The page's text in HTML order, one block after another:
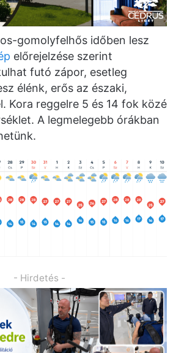
gomolyfelhős időben lesz
előrejelzése szerint
futó zápor, esetleg
élénk, erős az északi,
Kora reggelre 5 és 14 fok közé
A legmelegebb órákban
- Hirdetés -